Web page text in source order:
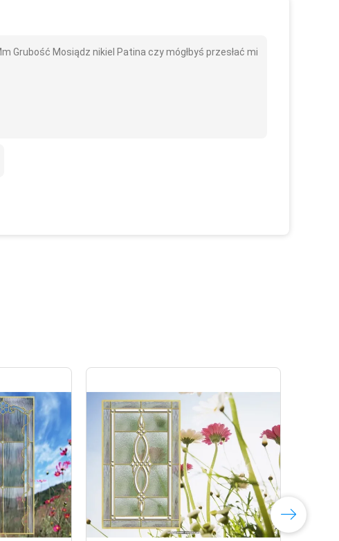
Mosiądz nikiel Patina czy mógłbyś przesłać mi